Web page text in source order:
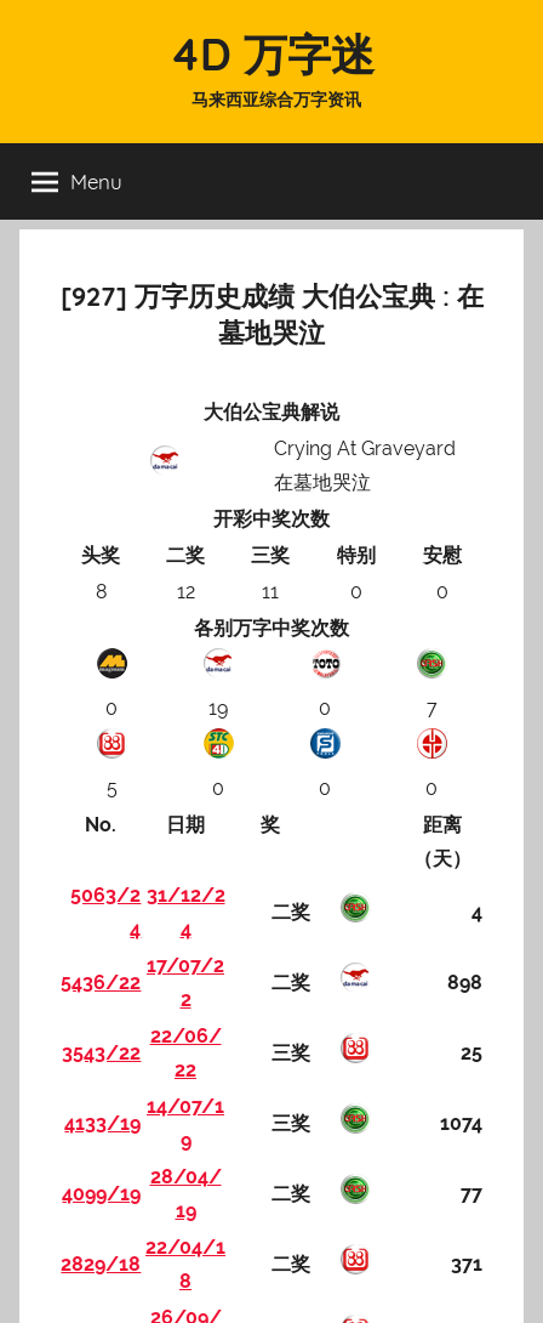
4D 万字迷
马来西亚综合万字资讯
Menu
[927] 万字历史成绩 大伯公宝典 : 在
墓地哭泣
大伯公宝典解说
Crying At Graveyard
在墓地哭泣
开彩中奖次数
头奖
二奖 三奖 特别
安慰
8
12 11 0
0
各别万字中奖次数
0 19 0 7
5 0 0
0
No.
日期 奖
距离
（天）
5063/2
4
31/12/2
4
二奖 4
5436/22
17/07/2
2
二奖 898
3543/22
22/06/
22
三奖 25
4133/19
14/07/1
9
三奖 1074
4099/19
28/04/
19
二奖 77
2829/18
22/04/1
8
二奖 371
26/09/